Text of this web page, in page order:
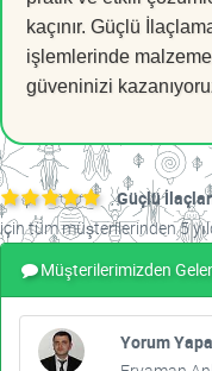
kaçınır. Güçlü
işlemlerinde
güveninizi
Güçlü
için tüm müşterilerinden 5
Müşterilerimizden
Yorum